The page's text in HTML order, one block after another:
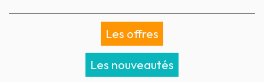
Les offres
Les nouveautés